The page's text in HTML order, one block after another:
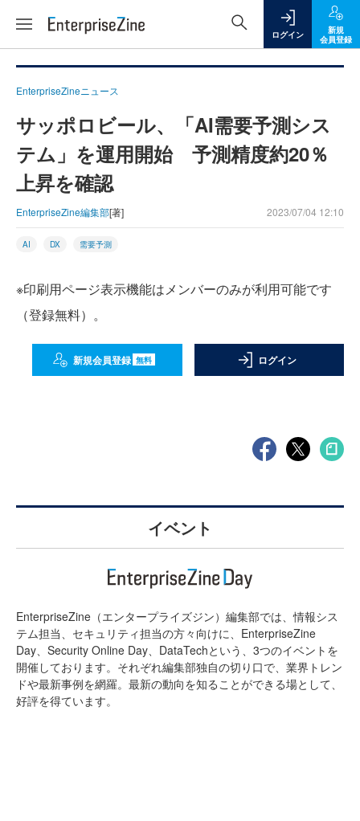
ログイン
新規
会員登録
EnterpriseZineニュース
サッポロビール、「AI需要予測シス
テム」を運用開始 予測精度約20％
上昇を確認
EnterpriseZine編集部[著] 2023/07/04 12:10
AI DX 需要予測
※印刷用ページ表示機能はメンバーのみが利用可能です
（登録無料）。
新規会員登録 無料 ログイン
イベント
EnterpriseZine（エンタープライズジン）編集部では、情報シス
テム担当、セキュリティ担当の方々向けに、EnterpriseZine
Day、Security Online Day、DataTechという、3つのイベントを
開催しております。それぞれ編集部独自の切り口で、業界トレン
ドや最新事例を網羅。最新の動向を知ることができる場として、
好評を得ています。